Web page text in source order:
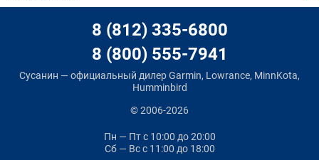
8 (812) 335-6800
8 (800) 555-7941
Сусанин — официальный дилер Garmin, Lowrance, MinnKota,
Humminbird
© 2006-2026
Пн — Птс 10:00 до 20:00
Сб — Всс 11:00 до 18:00